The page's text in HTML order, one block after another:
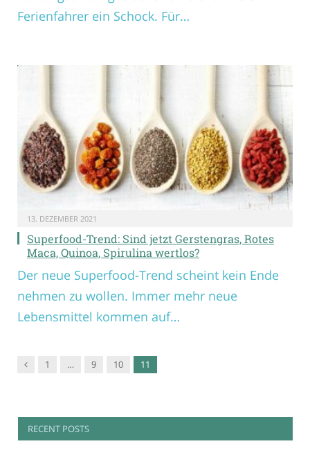
Ferienfahrer ein Schock. Für…
13. DEZEMBER 2021
Superfood-Trend: Sind jetzt Gerstengras, Rotes
Maca, Quinoa, Spirulina wertlos?
Der neue Superfood-Trend scheint kein Ende
nehmen zu wollen. Immer mehr neue
Lebensmittel kommen auf…
Vorgänger
1 … 9 10 11
RECENT POSTS